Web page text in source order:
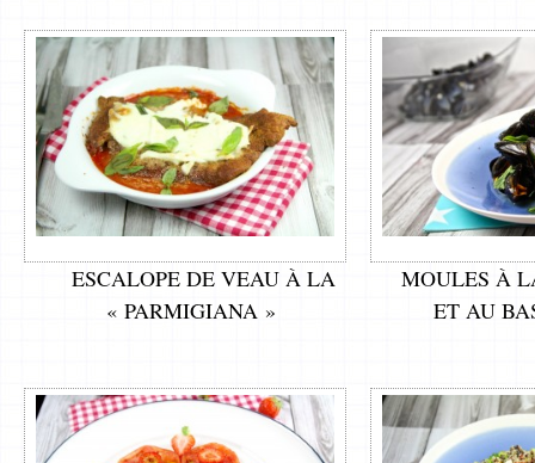
ESCALOPE DE VEAU À LA
« PARMIGIANA »
MOULES À
ET AU